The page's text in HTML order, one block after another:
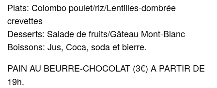
Plats: Colombo poulet/riz/Lentilles-dombrée
crevettes
Desserts: Salade de fruits/Gâteau Mont-Blanc
Boissons: Jus, Coca, soda et bierre.
PAIN AU BEURRE-CHOCOLAT (3€) A PARTIR DE
19h.